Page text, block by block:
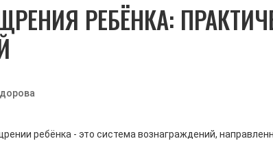
РЕБЁНКА:
ребёнка - это система вознаграждений,